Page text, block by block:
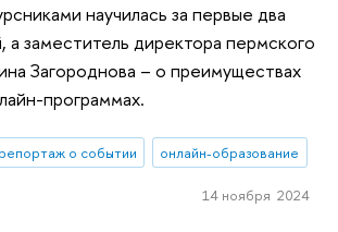
научилась за первые два
а заместитель директора пермского
Загороднова – о преимуществах
программах.
репортаж о событии онлайн-образование
14 ноября 2024